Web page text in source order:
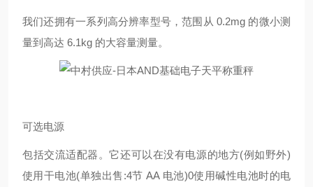
我们还拥有一系列高分辨率型号，范围从 0.2mg 的微小测
量到高达 6.1kg 的大容量测量。
可选电源
包括交流适配器。它还可以在没有电源的地方(例如野外)
使用干电池(单独出售:4节 AA 电池)0使用碱性电池时的电